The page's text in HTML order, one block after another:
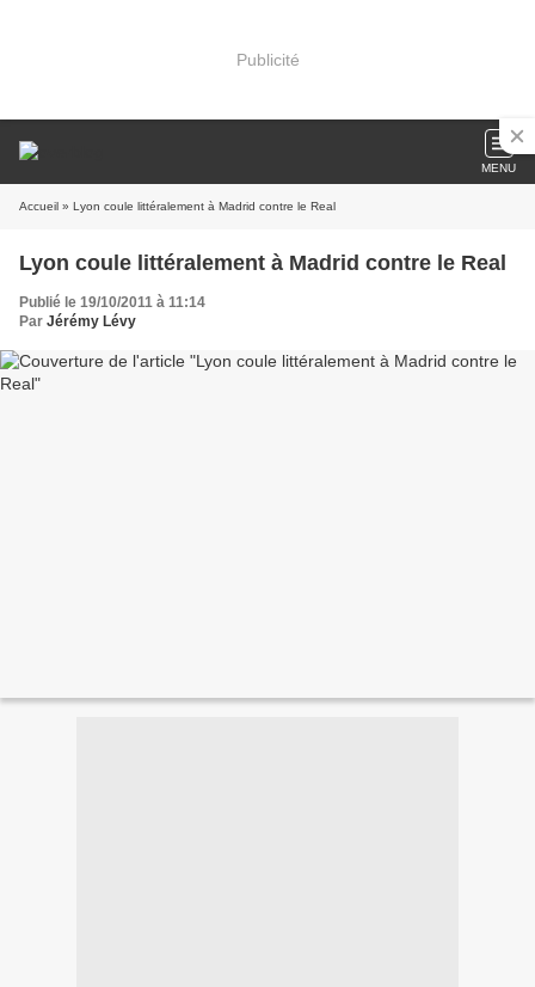
Publicité
MENU
Accueil » Lyon coule littéralement à Madrid contre le Real
Lyon coule littéralement à Madrid contre le Real
Publié le 19/10/2011 à 11:14
Par Jérémy Lévy